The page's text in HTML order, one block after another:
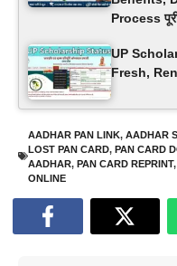
Process
UP
Fresh,
AADHAR PAN LINK, AADHAR
LOST PAN CARD, PAN CARD
AADHAR, PAN CARD REPRINT,
ONLINE